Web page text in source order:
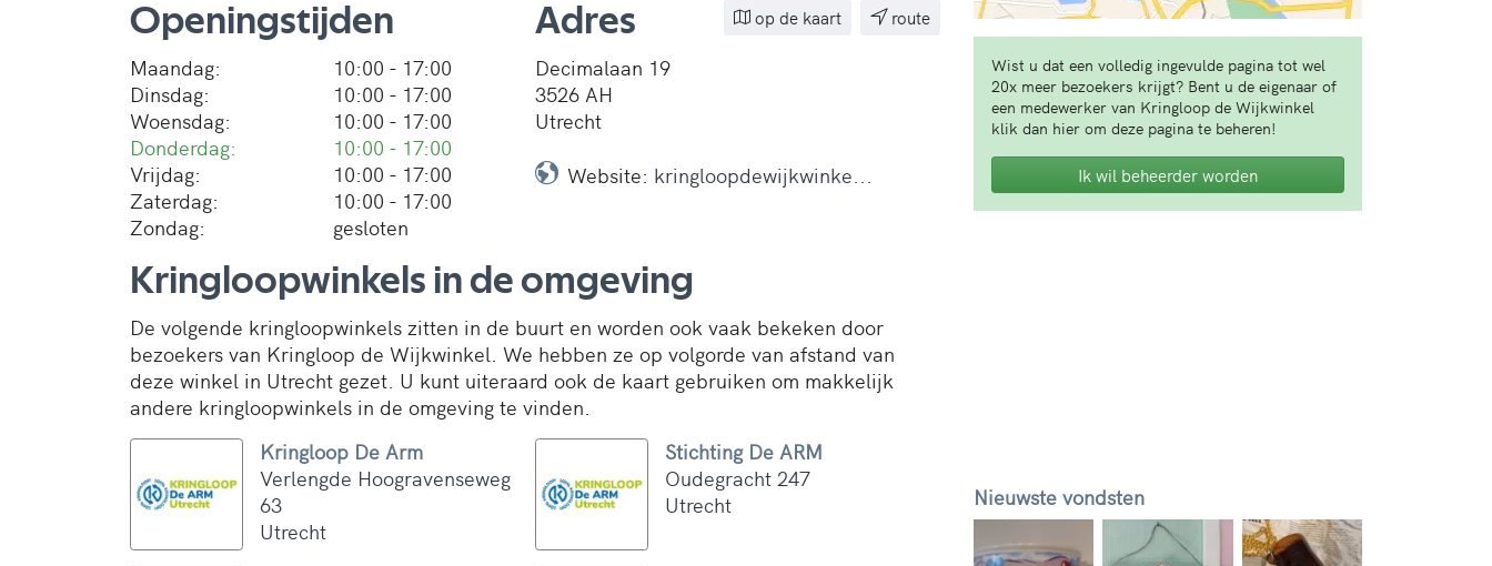
Openingstijden
Maandag:
10:00 - 17:00
Dinsdag:
10:00 - 17:00
Woensdag:
10:00 - 17:00
Donderdag:
10:00 - 17:00
Vrijdag:
10:00 - 17:00
Zaterdag:
10:00 - 17:00
Zondag:
gesloten
route
op de kaart
Adres
Decimalaan 19
3526 AH
Utrecht
Website: kringloopdewijkwinke...
Wist u dat een volledig ingevulde pagina tot wel
20x meer bezoekers krijgt? Bent u de eigenaar of
een medewerker van Kringloop de Wijkwinkel
klik dan hier om deze pagina te beheren!
Ik wil beheerder worden
Nieuwste vondsten
Kringloopwinkels in de omgeving
De volgende kringloopwinkels zitten in de buurt en worden ook vaak bekeken door
bezoekers van Kringloop de Wijkwinkel. We hebben ze op volgorde van afstand van
deze winkel in Utrecht gezet. U kunt uiteraard ook de kaart gebruiken om makkelijk
andere kringloopwinkels in de omgeving te vinden.
Kringloop De Arm
Verlengde Hoogravenseweg
63
Utrecht
Stichting De ARM
Oudegracht 247
Utrecht